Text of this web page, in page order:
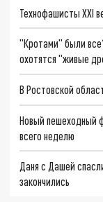
Технофашисты XXI
"Кротами" были
охотятся "живые
В Ростовской
Новый пешеходный
всего неделю
Даня с Дашей
закончились